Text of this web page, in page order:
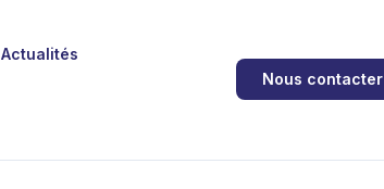
Actualités
Nous contacter